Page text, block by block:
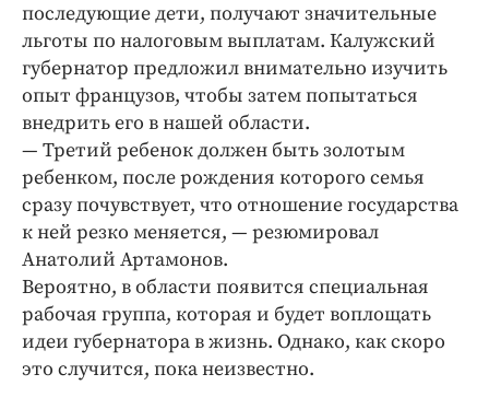
последующие дети, получают значительные
льготы по налоговым выплатам. Калужский
губернатор предложил внимательно изучить
опыт французов, чтобы затем попытаться
внедрить его в нашей области.
— Третий ребенок должен быть золотым
ребенком, после рождения которого семья
сразу почувствует, что отношение государства
к ней резко меняется, — резюмировал
Анатолий Артамонов.
Вероятно, в области появится специальная
рабочая группа, которая и будет воплощать
идеи губернатора в жизнь. Однако, как скоро
это случится, пока неизвестно.